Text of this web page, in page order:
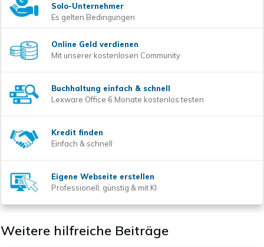
Solo-Unternehmer
Es gelten Bedingungen
Online Geld verdienen
Mit unserer kostenlosen Community
Buchhaltung einfach & schnell
Lexware Office 6 Monate kostenlos testen
Kredit finden
Einfach & schnell
Eigene Webseite erstellen
Professionell, günstig & mit KI
Weitere hilfreiche Beiträge